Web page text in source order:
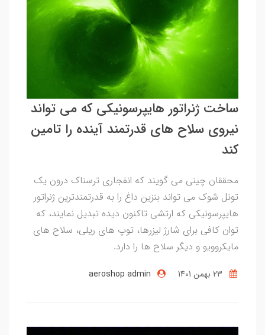
ساخت ژنراتور هایپرسونیکی که می تواند
نیروی سلاح های قدرتمند آینده را تامین
کند
محققان چینی می گویند که انفجاری ترسناک درون یک
تونل شوک می تواند بنزین داغ را به قدرتمندترین ژنراتور
هایپرسونیکی که ارتشی تاکنون دیده تبدیل نمایند، که
توان کافی برای شارژ لیزرها، توپ های ریلی، سلاح های
مایکروویو و دیگر سلاح ها را دارد.
aeroshop admin